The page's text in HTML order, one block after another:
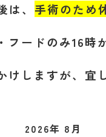
、 手術のため
フードのみ16時
けしますが、宜
2026年 8月